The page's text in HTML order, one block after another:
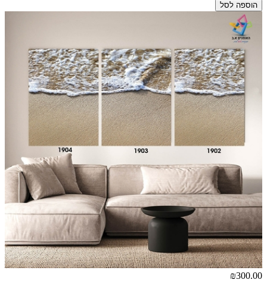
הוספה לסל
₪300.00